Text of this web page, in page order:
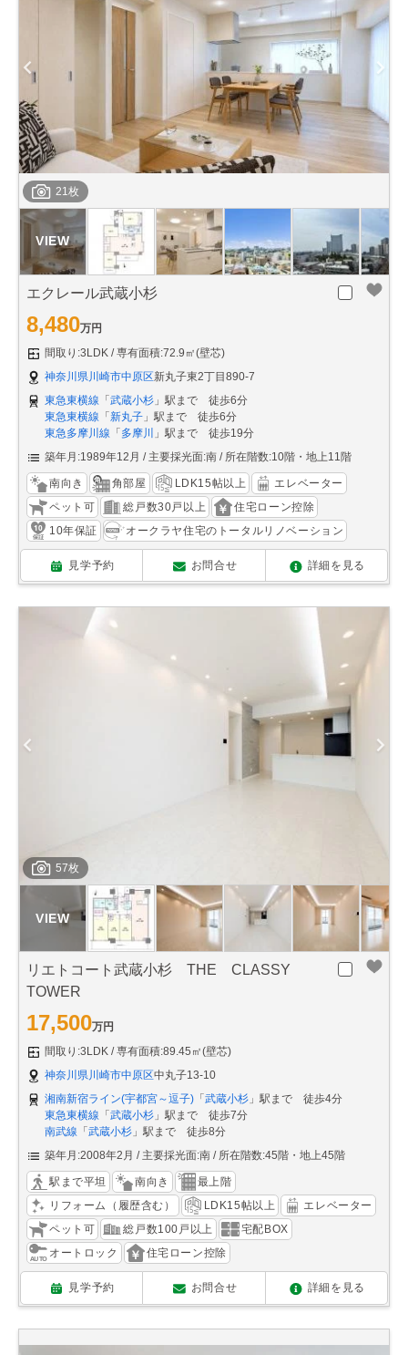
21枚
エクレール武蔵小杉
8,480万円
間取り:3LDK
専有面積:72.9㎡(壁芯)
神奈川県川崎市中原区新丸子東2丁目890-7
東急東横線 「武蔵小杉 」駅まで 徒歩6分
東急東横線 「新丸子 」駅まで 徒歩6分
東急多摩川線 「多摩川
」駅まで 徒歩19分
築年月:1989年12月
主要採光面:南 所在階数:10階・地上11階
南向き 角部屋 LDK15帖以上
エレベーター
ペット可
総戸数30戸以上
住宅ローン控除
10年保証
オークラヤ住宅のトータルリノベーション
見学予約 お問合せ 詳細を見る
57枚
リエトコート武蔵小杉 THE CLASSY
TOWER
17,500万円
間取り:3LDK
専有面積:89.45㎡(壁芯)
神奈川県川崎市中原区中丸子13-10
湘南新宿ライン(宇都宮～逗子) 「 武蔵小杉 」駅まで 徒歩4分
東急東横線 「 武蔵小杉 」駅まで 徒歩7分
南武線 「 武蔵小杉 」駅まで 徒歩8分
築年月:2008年2月
主要採光面:南 所在階数:45階・地上45階
駅まで平坦 南向き
最上階
リフォーム（履歴含む）
LDK15帖以上
エレベーター
ペット可
総戸数100戸以上
宅配BOX
オートロック
住宅ローン控除
見学予約 お問合せ 詳細を見る